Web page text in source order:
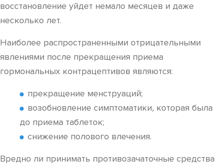
восстановление уйдет немало месяцев и даже
несколько лет.
Наиболее распространенными отрицательными
явлениями после прекращения приема
гормональных контрацептивов являются:
прекращение менструаций;
возобновление симптоматики, которая была
до приема таблеток;
снижение полового влечения.
Вредно ли принимать противозачаточные средства